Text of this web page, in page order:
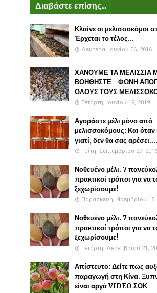
Διαβάστε επίσης...
Κλαίνε οι μελισσοκόμοι
Έρχεται το τέλος...
Δευτέρα, Ιουνίου 06, 2016
ΧΑΝΟΥΜΕ ΤΑ ΜΕΛΙΣΣΙΑ
ΒΟΗΘΗΣΤΕ - ΦΩΝΗ
ΟΛΟΥΣ ΤΟΥΣ
Τετάρτη, Ιουνίου 19, 2019
Αγοράστε μέλι μόνο από
μελισσοκόμους: Και όταν
γιατί, δεν θα σας αρέσει....
Τρίτη, Σεπτεμβρίου 27, 2016
Νοθευένο μέλι. 7
πρακτικοί τρόποι για να
ξεχωρίσουμε!
Παρασκευή, Νοεμβρίου 15,
Νοθευένο μέλι. 7
πρακτικοί τρόποι για να
ξεχωρίσουμε!
Τετάρτη, Δεκεμβρίου 21,
Απίστευτο: Δείτε πως
παραγωγή στη Κίνα.
είναι αργά VIDEO ΣΟΚ